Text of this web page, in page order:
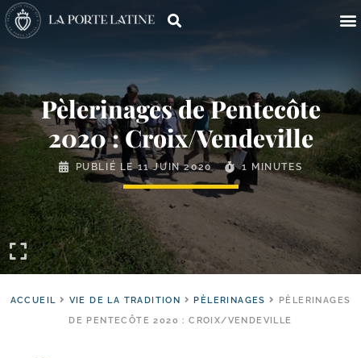
Pèlerinages de Pentecôte
2020 : Croix/​Vendeville
PUBLIÉ LE11 JUIN 2020 1 MINUTES
ACCUEIL VIE DE LA TRADITION PÈLERINAGES
PÈLERINAGES
DE PENTECÔTE 2020 : CROIX/VENDEVILLE